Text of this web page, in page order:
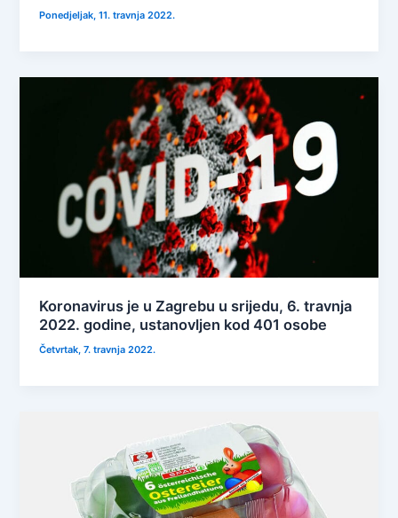
Ponedjeljak, 11. travnja 2022.
Koronavirus je u Zagrebu u srijedu, 6. travnja
2022. godine, ustanovljen kod 401 osobe
Četvrtak, 7. travnja 2022.